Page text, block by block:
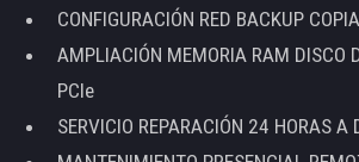
CONFIGURACIÓN RED BACKUP
AMPLIACIÓN MEMORIA RAM DISCO
PCIe
SERVICIO REPARACIÓN 24 HORAS A